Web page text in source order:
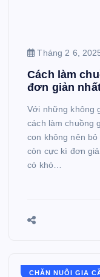
Tháng 2 6,
Cách làm
đơn giản
Với những không
cách làm chuồng
con không nên
còn cực kì đơn
có khó…
CHĂN NUÔI GIA